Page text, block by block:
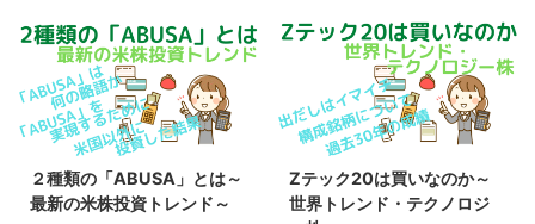
FANG+の銘柄入れ替え基準はこ
のようになっ ...
す。 また、FANG＋（Meta、
ナス（ニッセイNASDAQ100イン
デックスファンド＜購入・換金手
数料なし＞）でおなじみのニッセ
イから、2025年11月4日に「ニッ
セイ・S米国グロース株式メガ10
インデックスファンド＜購入・換
金手数料なし＞ 」（愛称：メガ
10）が登場、ということで話題
先日、楽天証券iDeCoの運用商品
にFANG+（iFreeNEXT FANG+イ
ンデックス）が追加される、とい
う衝撃のニュースが発表されまし
た。 具体的には、下記の8商品が
追加になります。（ただし、追加
商品の新規買付開始は2026年4月
上旬予定となっています） 追加
予定の運用商品 ・なかの日本成
２種類の「ABUSA」とは～
最新の米株投資トレンド～
Zテック20は買いなのか～
世界トレンド・テクノロジ